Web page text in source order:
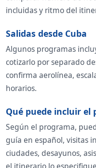
incluidas y ritmo del
Salidas desde Cuba
Algunos programas
cotizarlo por separado
confirma aerolínea,
horarios.
Qué puede incluir el
Según el programa,
guía en español, visitas
ciudades, desayunos,